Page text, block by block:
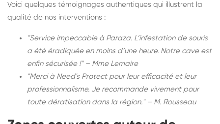
Voici quelques témoignages authentiques qui illustrent la
qualité de nos interventions :
"Service impeccable à Paraza. L’infestation de souris
a été éradiquée en moins d’une heure. Notre cave est
enfin sécurisée !" – Mme Lemaire
"Merci à Need's Protect pour leur efficacité et leur
professionnalisme. Je recommande vivement pour
toute dératisation dans la région." – M. Rousseau